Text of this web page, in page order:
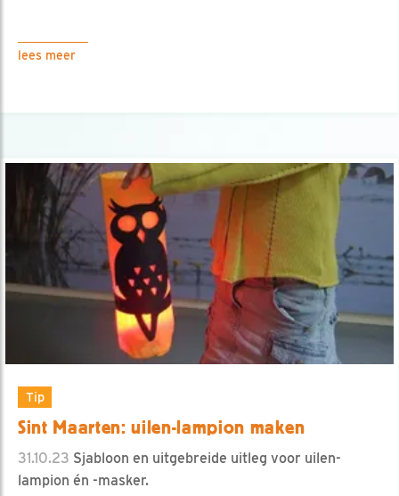
lees meer
Tip
Sint Maarten: uilen-lampion maken
31.10.23 Sjabloon en uitgebreide uitleg voor uilen-
lampion én -masker.